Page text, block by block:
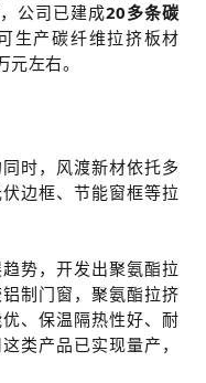
公司已建成20多条碳
生产碳纤维拉挤板材
左右。
时，风渡新材依托多
边框、节能窗框等拉
势，开发出聚氨酯拉
制门窗，聚氨酯拉挤
、保温隔热性好、耐
类产品已实现量产，